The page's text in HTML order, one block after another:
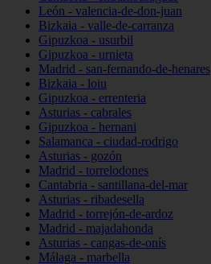
León - valencia-de-don-juan
Bizkaia - valle-de-carranza
Gipuzkoa - usurbil
Gipuzkoa - urnieta
Madrid - san-fernando-de-henares
Bizkaia - loiu
Gipuzkoa - errenteria
Asturias - cabrales
Gipuzkoa - hernani
Salamanca - ciudad-rodrigo
Asturias - gozón
Madrid - torrelodones
Cantabria - santillana-del-mar
Asturias - ribadesella
Madrid - torrejón-de-ardoz
Madrid - majadahonda
Asturias - cangas-de-onís
Málaga - marbella